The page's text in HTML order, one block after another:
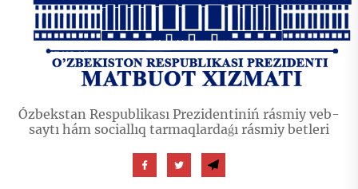
Ózbekstan Respublikası Prezidentiniń rásmiy veb-
saytı hám sociallıq tarmaqlardaǵı rásmiy betleri